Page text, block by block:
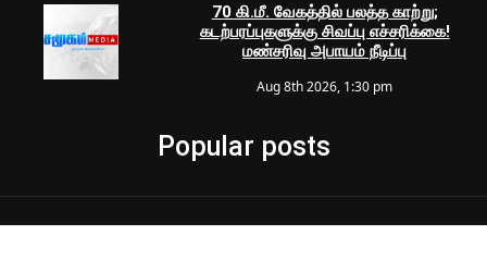
70 கி.மீ. வேகத்தில் பலத்த காற்று;
கடற்பரப்புகளுக்கு சிவப்பு எச்சரிக்கை!
மண்சரிவு அபாயம் நீடிப்பு
Aug 8th 2026, 1:30 pm
Popular posts